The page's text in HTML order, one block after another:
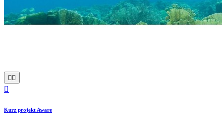
 

Kurz projekt Aware